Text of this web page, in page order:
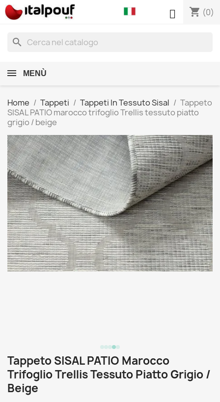
shopping_cart (0)

search
MENÙ
Home Tappeti Tappeti In Tessuto Sisal
Tappeto
SISAL PATIO marocco trifoglio Trellis tessuto piatto
grigio / beige
Tappeto SISAL PATIO Marocco
Trifoglio Trellis Tessuto Piatto Grigio /
Beige